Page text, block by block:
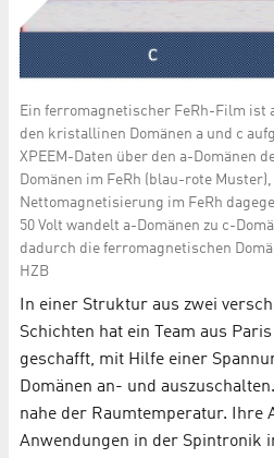
Ein ferromagnetischer FeRh-Film ist
den kristallinen Domänen a und c
XPEEM-Daten über den a-Domänen
Domänen im FeRh (blau-rote
Nettomagnetisierung im FeRh
50 Volt wandelt a-Domänen zu c-
dadurch die ferromagnetischen
HZB
In einer Struktur aus zwei
Schichten hat ein Team aus
geschafft, mit Hilfe einer
Domänen an- und
nahe der Raumtemperatur. Ihre
Anwendungen in der Spintronik